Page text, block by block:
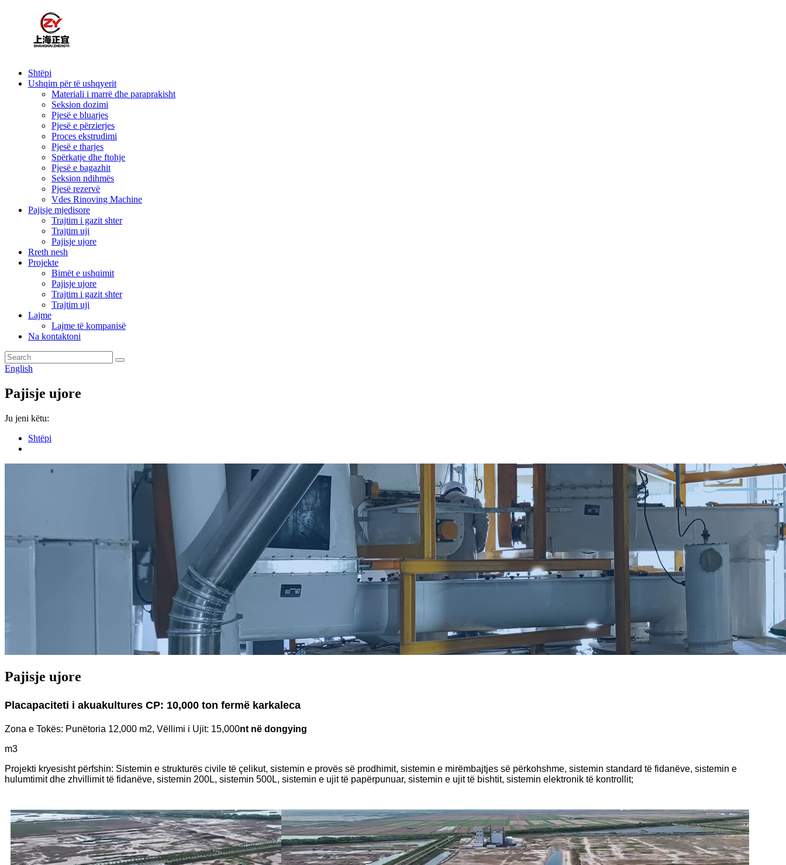
Shtëpi
Ushqim për të ushqyerit
Materiali i marrë dhe paraprakisht
Seksion dozimi
Pjesë e bluarjes
Pjesë e përzierjes
Proces ekstrudimi
Pjesë e tharjes
Spërkatje dhe ftohje
Pjesë e bagazhit
Seksion ndihmës
Pjesë rezervë
Vdes Rinoving Machine
Pajisje mjedisore
Trajtim i gazit shter
Trajtim uji
Pajisje ujore
Rreth nesh
Projekte
Bimët e ushqimit
Pajisje ujore
Trajtim i gazit shter
Trajtim uji
Lajme
Lajme të kompanisë
Na kontaktoni
English
Pajisje ujore
Ju jeni këtu:
Shtëpi
Pajisje ujore
Placapaciteti i akuakultures CP: 10,000 ton fermë karkaleca
Zona e Tokës: Punëtoria 12,000 m2, Vëllimi i Ujit: 15,000nt në dongying
m3
Projekti kryesisht përfshin: Sistemin e strukturës civile të çelikut, sistemin e provës së prodhimit, sistemin e mirëmbajtjes së përkohshme, sistemin standard të fidanëve, sistemin e
hulumtimit dhe zhvillimit të fidanëve, sistemin 200L, sistemin 500L, sistemin e ujit të papërpunuar, sistemin e ujit të bishtit, sistemin elektronik të kontrollit;